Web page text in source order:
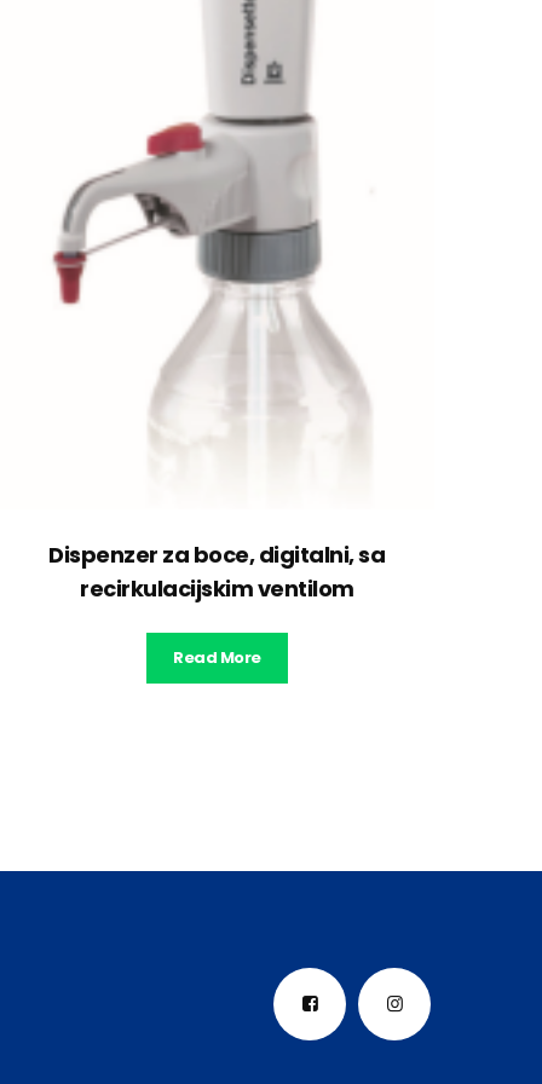
Dispenzer za boce, digitalni, sa
recirkulacijskim ventilom
Read More